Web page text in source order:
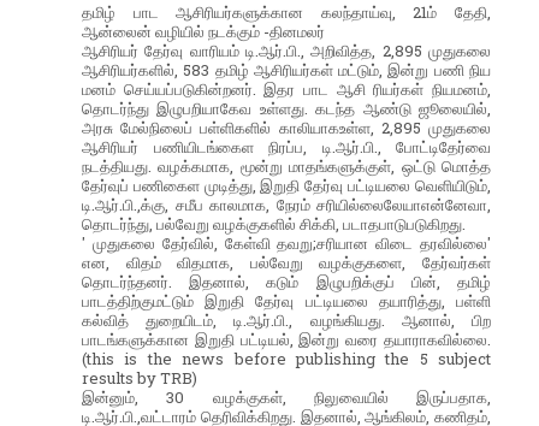
தமிழ் பாட ஆசிரியர்களுக்கான கலந்தாய்வு, 21ம் தேதி,
ஆன்லைன் வழியில் நடக்கும் -தினமலர்
ஆசிரியர் தேர்வு வாரியம் டி.ஆர்.பி., அறிவித்த, 2,895 முதுகலை
ஆசிரியர்களில், 583 தமிழ் ஆசிரியர்கள் மட்டும், இன்று பணி நிய
மனம் செய்யப்படுகின்றனர். இதர பாட ஆசி ரியர்கள் நியமனம்,
தொடர்ந்து இழுபறியாகேவ உள்ளது. கடந்த ஆண்டு ஜூலையில்,
அரசு மேல்நிலைப் பள்ளிகளில் காலியாகஉள்ள, 2,895 முதுகலை
ஆசிரியர் பணியிடங்கைள நிரப்ப, டி.ஆர்.பி., போட்டிதேர்வை
நடத்தியது. வழக்கமாக, மூன்று மாதங்களுக்குள், ஒட்டு மொத்த
தேர்வுப் பணிகைள முடித்து, இறுதி தேர்வு பட்டியலை வெளியிடும்,
டி.ஆர்.பி.,க்கு, சமீப காலமாக, நேரம் சரியில்லைலேயாஎன்னேவா,
தொடர்ந்து, பல்வேறு வழக்குகளில் சிக்கி, படாதபாடுபடுகிறது.
' முதுகலை தேர்வில், கேள்வி தவறு;சரியான விடை தரவில்லை'
என, விதம் விதமாக, பல்வேறு வழக்குகளை, தேர்வர்கள்
தொடர்ந்தனர். இதனால், கடும் இழுபறிக்குப் பின், தமிழ்
பாடத்திற்குமட்டும் இறுதி தேர்வு பட்டியலை தயாரித்து, பள்ளி
கல்வித் துறையிடம், டி.ஆர்.பி., வழங்கியது. ஆனால், பிற
பாடங்களுக்கான இறுதி பட்டியல், இன்று வரை தயாராகவில்லை.
(this is the news before publishing the 5 subject
results by TRB)
இன்னும், 30 வழக்குகள், நிலுவையில் இருப்பதாக,
டி.ஆர்.பி.,வட்டாரம் தெரிவிக்கிறது. இதனால், ஆங்கிலம், கணிதம்,